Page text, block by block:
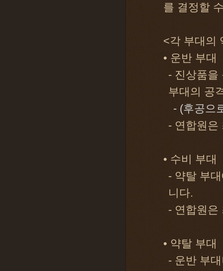
를 결정할
<각 부대의
• 운반 부대
- 진상품을
부대의 공
- (후공으
- 연합원은
• 수비 부대
- 약탈 부
니다.
- 연합원은
• 약탈 부대
- 운반 부